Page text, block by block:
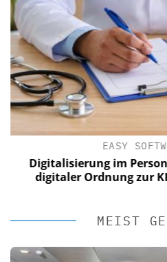
EASY
Digitalisierung im
digitaler Ordnung zur
MEIST